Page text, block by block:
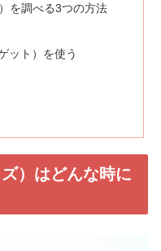
を調べる3つの方法
ット）を使う
）はどんな時に